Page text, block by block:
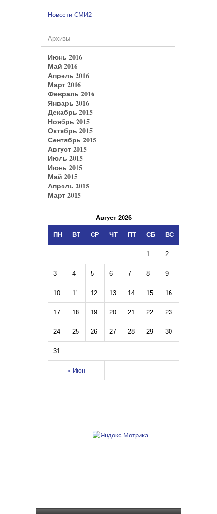
Новости СМИ2
Архивы
Июнь 2016
Май 2016
Апрель 2016
Март 2016
Февраль 2016
Январь 2016
Декабрь 2015
Ноябрь 2015
Октябрь 2015
Сентябрь 2015
Август 2015
Июль 2015
Июнь 2015
Май 2015
Апрель 2015
Март 2015
Август 2026
ПН ВТ СР ЧТ ПТ СБ ВС
« Июн
1 2
3 4 5 6 7 8 9
10 11 12 13 14 15 16
17 18 19 20 21 22 23
24 25 26 27 28 29 30
31